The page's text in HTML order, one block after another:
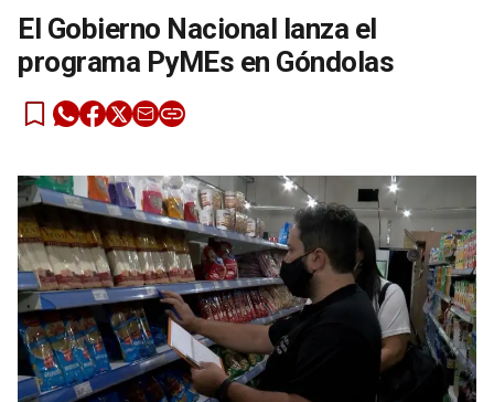
El Gobierno Nacional lanza el
programa PyMEs en Góndolas